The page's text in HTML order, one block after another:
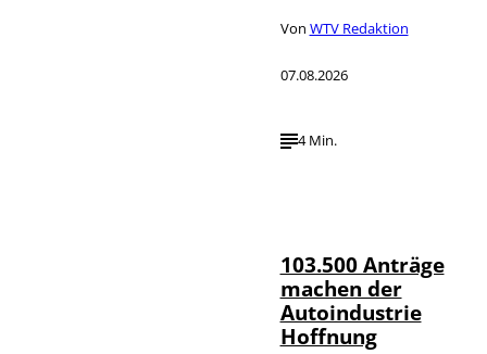
Von WTV Redaktion
07.08.2026
4 Min.
103.500 Anträge
machen der
Autoindustrie
Hoffnung